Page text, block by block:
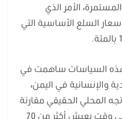
الأمر الذي
السلع الأساسية التي
السياسات ساهمت في
والإنسانية في اليمن،
المحلي الحقيقي مقارنة
بفترة ما قبل الحرب، في وقت يعيش أكثر من 70